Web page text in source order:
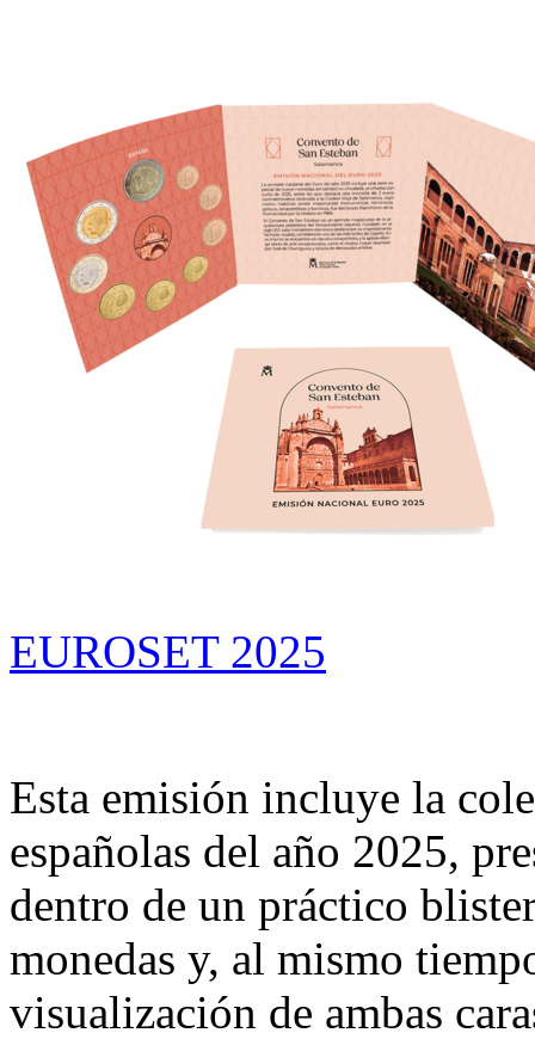
EUROSET 2025
Esta emisión incluye la
españolas del año 2025,
dentro de un práctico
monedas y, al mismo
visualización de ambas